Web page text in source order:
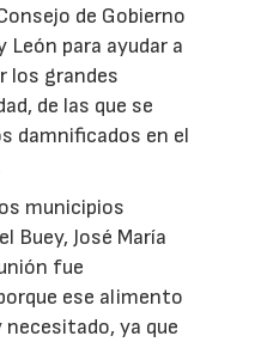
de Gobierno
León para ayudar a
los grandes
de las que se
damnificados en el
municipios
Buey, José María
fue
ese alimento
necesitado, ya que